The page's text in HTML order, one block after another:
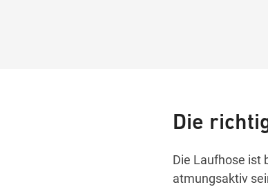
Die
Die Laufhose ist
atmungsaktiv